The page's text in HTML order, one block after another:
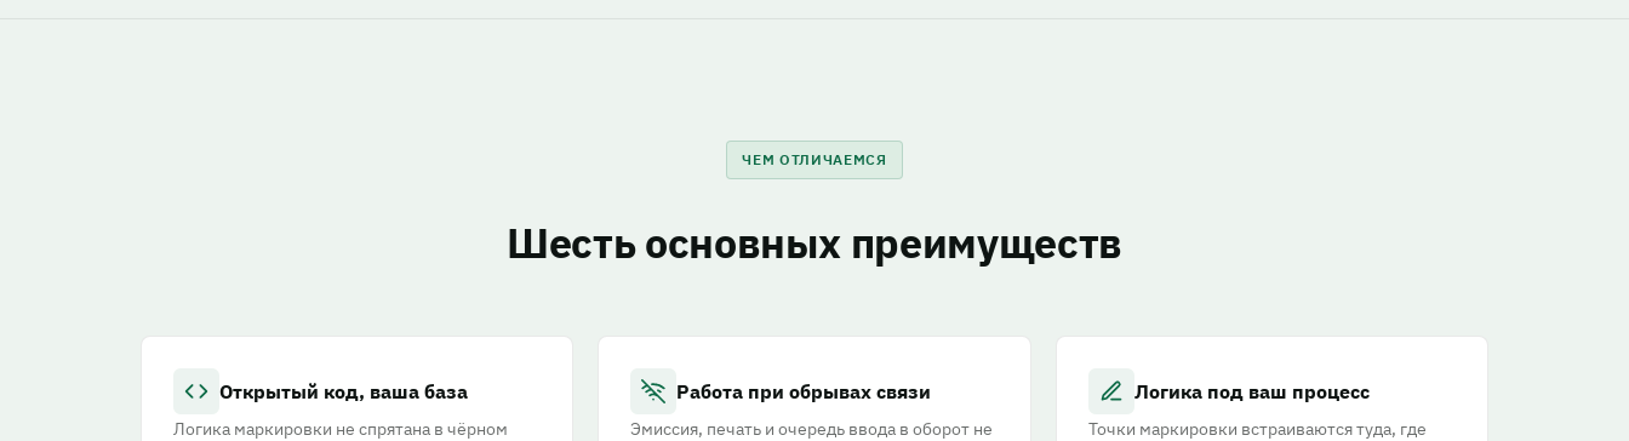
ЧЕМ ОТЛИЧАЕМСЯ
Шесть основных преимуществ
Открытый код, ваша база
Логика маркировки не спрятана в чёрном
Работа при обрывах связи
Эмиссия, печать и очередь ввода в оборот не
Логика под ваш процесс
Точки маркировки встраиваются туда, где